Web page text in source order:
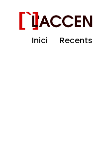
Inici Recents